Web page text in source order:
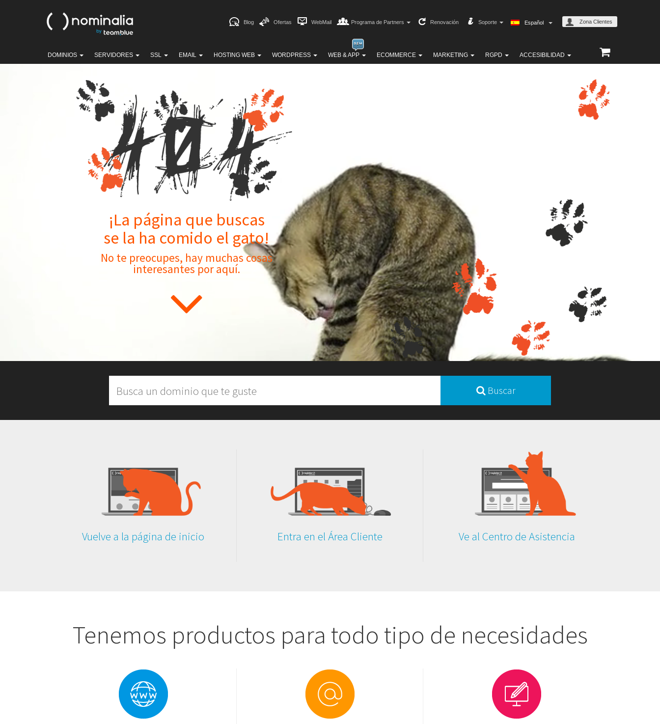
DOMINIOS SERVIDORES SSL EMAIL HOSTING WEB WORDPRESS WEB & APP ECOMMERCE MARKETING RGPD ACCESIBILIDAD
Blog Ofertas WebMail Programa de Partners Renovación Soporte Español Zona Clientes
¡La página que buscas
se la ha comido el gato!
No te preocupes, hay muchas cosas
interesantes por aquí.
Buscar
Vuelve a la página de inicio Entra en el Área Cliente Ve al Centro de Asistencia
Tenemos productos para todo tipo de necesidades